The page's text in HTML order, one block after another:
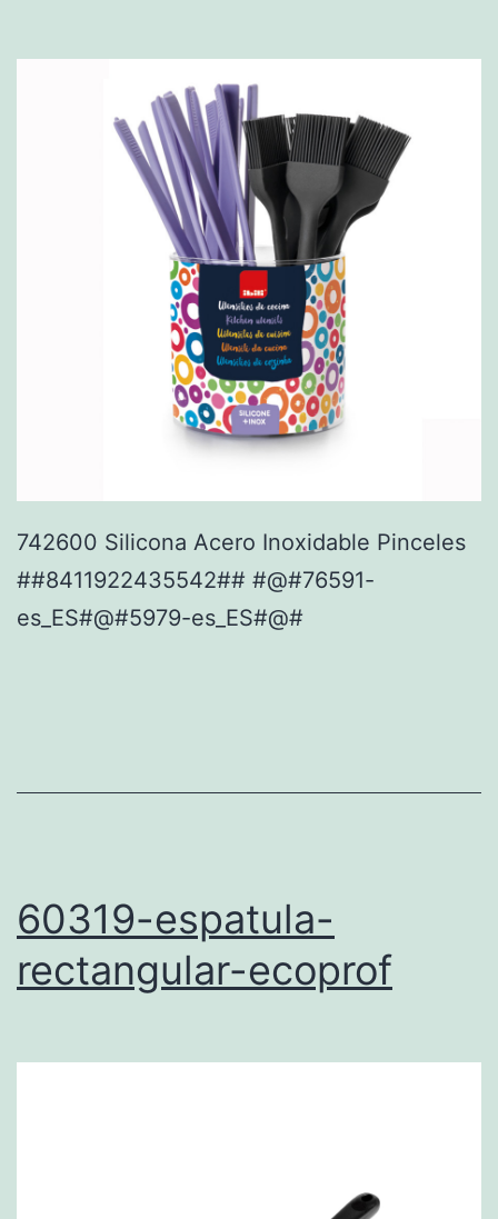
742600 Silicona Acero Inoxidable Pinceles
##8411922435542## #@#76591-
es_ES#@#5979-es_ES#@#
60319-espatula-
rectangular-ecoprof